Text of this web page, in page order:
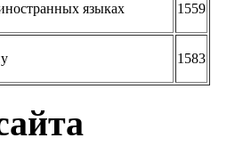
языках 1559
1583